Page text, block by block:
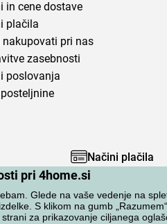
pri 4home.si
Glede na vaše vedenje na
S klikom na gumb
za prikazovanje ciljanega
in cene dostave
plačila
pri nas
zasebnosti
poslovanja
Načini plačila